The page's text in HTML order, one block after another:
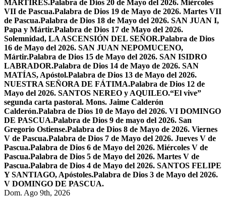
MÁRTIRES.Palabra de Dios 20 de Mayo del 2026. Miércoles
VII de Pascua.Palabra de Dios 19 de Mayo de 2026. Martes VII
de Pascua.Palabra de Dios 18 de Mayo del 2026. SAN JUAN I,
Papa y Mártir.Palabra de Dios 17 de Mayo del 2026.
Solemnidad, LA ASCENSIÓN DEL SEÑOR.Palabra de Dios
16 de Mayo del 2026. SAN JUAN NEPOMUCENO,
Mártir.Palabra de Dios 15 de Mayo del 2026. SAN ISIDRO
LABRADOR.Palabra de Dios 14 de Mayo de 2026. SAN
MATÍAS, Apóstol.Palabra de Dios 13 de Mayo del 2026.
NUESTRA SEÑORA DE FÁTIMA.Palabra de Dios 12 de
Mayo del 2026. SANTOS NEREO y AQUILEO.“El vive”
segunda carta pastoral. Mons. Jaime Calderón
Calderón.Palabra de Dios 10 de Mayo del 2026. VI DOMINGO
DE PASCUA.Palabra de Dios 9 de mayo del 2026. San
Gregorio Ostiense.Palabra de Dios 8 de Mayo de 2026. Viernes
V de Pascua.Palabra de Dios 7 de Mayo del 2026. Jueves V de
Pascua.Palabra de Dios 6 de Mayo del 2026. Miércoles V de
Pascua.Palabra de Dios 5 de Mayo del 2026. Martes V de
Pascua.Palabra de Dios 4 de Mayo del 2026. SANTOS FELIPE
Y SANTIAGO, Apóstoles.Palabra de Dios 3 de Mayo del 2026.
V DOMINGO DE PASCUA.
Dom. Ago 9th, 2026